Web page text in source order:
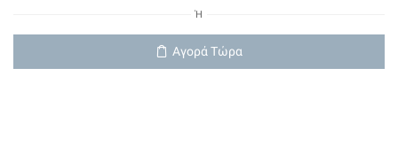
24'
Ψυχρό
Ή
Αγορά Τώρα